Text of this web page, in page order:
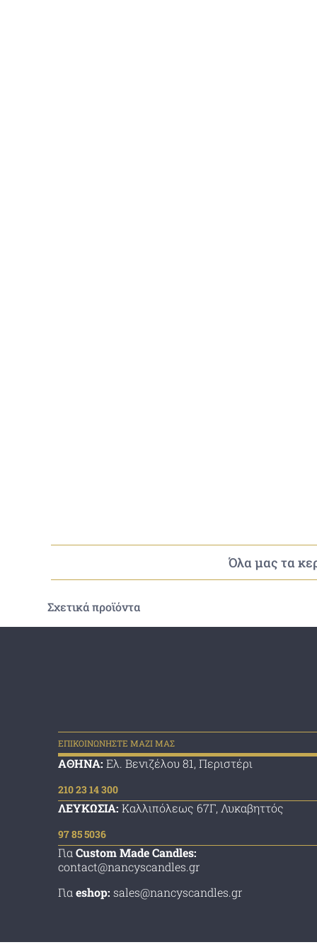
Όλα μας τα
Σχετικά προϊόντα
ΕΠΙΚΟΙΝΩΝΗΣΤΕ ΜΑΖΙ ΜΑΣ
ΑΘΗΝΑ: Ελ. Βενιζέλου 81, Περιστέρι
210 23 14 300
ΛΕΥΚΩΣΙΑ: Καλλιπόλεως 67Γ, Λυκαβηττός
97 85 5036
Για Custom Made Candles:
contact@nancyscandles.gr
Για eshop: sales@nancyscandles.gr